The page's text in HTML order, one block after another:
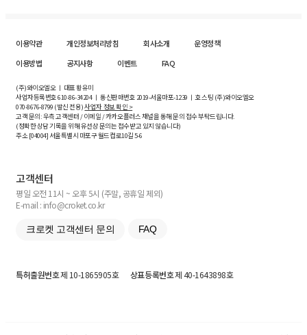
이용약관 개인정보처리방침 회사소개
운영정책
이용방법
공지사항 이벤트 FAQ
(주)와이오엘오 ㅣ 대표 황유미
사업자등록번호610-86-34204ㅣ 통신판매번호 2019-서울마포-1239 ㅣ 호스팅 (주)와이오엘오
070-8676-8799 (발신 전용)사업자 정보 확인 >
고객 문의: 우측 고객센터 / 이메일 / 카카오플러스 채널을 통해 문의 접수 부탁드립니다.
(정확한 상담 기록을 위해 유선상 문의는 접수받고 있지 않습니다)
주소 [04004] 서울특별시 마포구 월드컵로10길5-6
고객센터
평일 오전 11시 ~ 오후 5시 (주말, 공휴일 제외)
E-mail : info@croket.co.kr
크로켓 고객센터 문의 FAQ
특허출원번호제 10-1865905호 상표등록번호제 40-1643898호